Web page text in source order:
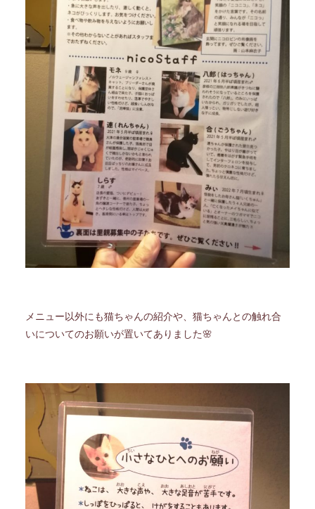
メニュー以外にも猫ちゃんの紹介や、猫ちゃんとの触れ合
いについてのお願いが置いてありました🌸